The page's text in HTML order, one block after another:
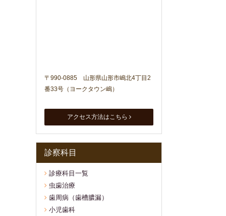
〒990-0885 山形県山形市嶋北4丁目2
番33号（ヨークタウン嶋）
アクセス方法はこちら
診察科目
診療科目一覧
虫歯治療
歯周病（歯槽膿漏）
小児歯科